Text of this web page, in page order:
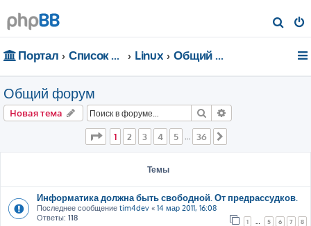
о
Портал Список форумов Linux Общий форум
Общий форум
Новая тема Поиск
Страница из 36
1 2 3 4 5 … 36
Темы
Информатика должна быть свободной. От предрассудков.
Последнее сообщение tim4dev « 14 мар 2011, 16:08
Ответы: 118 1 5 6 7 8